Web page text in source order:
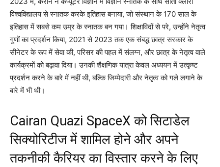
विश्वविद्यालय से स्नातक करके इतिहास बनाया, जो संस्थान के 170 साल के
इतिहास में सबसे कम उम्र के स्नातक बन गया। शिक्षाविदों से परे, उन्होंने नेतृत्व
गुणों का प्रदर्शन किया, 2021 से 2023 तक एक संबद्ध छात्र सरकार के
सीनेटर के रूप में सेवा की, परिसर की पहल में संलग्न, और छात्र के नेतृत्व वाले
कार्यक्रमों को बढ़ावा दिया। उनकी शैक्षणिक यात्रा केवल अध्ययन में उत्कृष्ट
प्रदर्शन करने के बारे में नहीं थी, बल्कि जिम्मेदारी और नेतृत्व को गले लगाने के
बारे में भी थी।
Cairan Quazi SpaceX को सिटाडेल
सिक्योरिटीज में शामिल होने और अपने
तकनीकी कैरियर का विस्तार करने के लिए